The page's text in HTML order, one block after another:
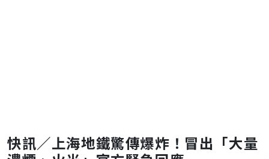
快訊／上海地鐵驚傳爆炸！冒出「大量